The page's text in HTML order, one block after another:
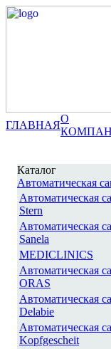
ГЛАВНАЯ
О
Каталог
Автоматическая
Автоматическая
Stern
Автоматическая
Sanela
MEDICLINICS
Автоматическая
ORAS
Автоматическая
Delabie
Автоматическая
Kopfgescheit